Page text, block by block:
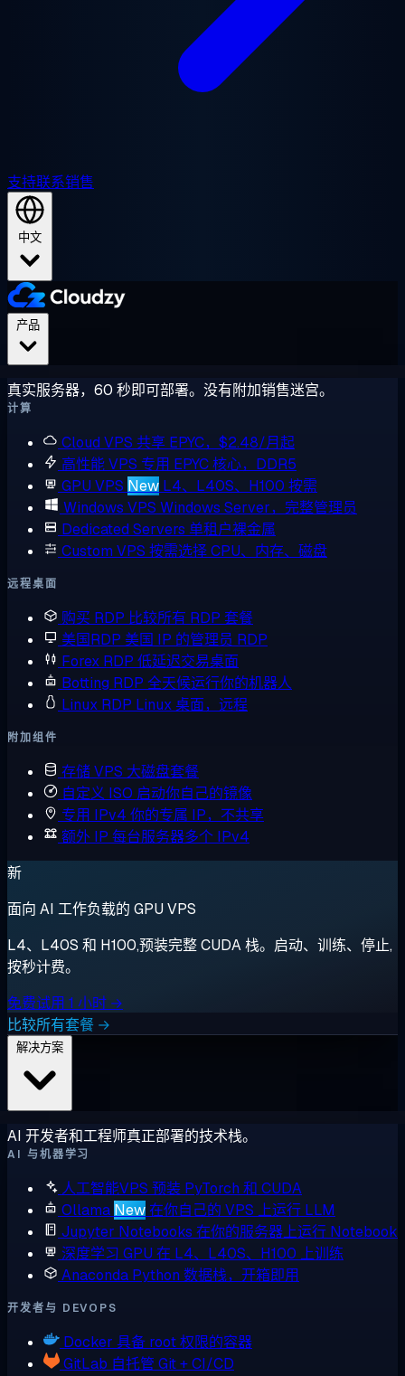
支持联系销售
中文
真实服务器，60 秒即可部署。没有附加销售迷宫。
计算
Cloud VPS 共享 EPYC，$2.48/月起
高性能 VPS 专用 EPYC 核心，DDR5
GPU VPS New L4、L40S、H100 按需
Windows VPS Windows Server，完整管理员
Dedicated Servers 单租户裸金属
Custom VPS 按需选择 CPU、内存、磁盘
远程桌面
购买 RDP 比较所有 RDP 套餐
美国RDP 美国 IP 的管理员 RDP
Forex RDP 低延迟交易桌面
Botting RDP 全天候运行你的机器人
Linux RDP Linux 桌面，远程
附加组件
存储 VPS 大磁盘套餐
自定义 ISO 启动你自己的镜像
专用 IPv4 你的专属 IP，不共享
额外 IP 每台服务器多个 IPv4
新
面向 AI 工作负载的 GPU VPS
L4、L40S 和 H100,预装完整 CUDA 栈。启动、训练、停止,
按秒计费。
免费试用 1 小时 →
比较所有套餐 →
AI 开发者和工程师真正部署的技术栈。
AI 与机器学习
人工智能VPS 预装 PyTorch 和 CUDA
Ollama New在你自己的 VPS 上运行 LLM
Jupyter Notebooks 在你的服务器上运行 Notebook
深度学习 GPU 在 L4、L40S、H100 上训练
Anaconda Python 数据栈，开箱即用
开发者与 DEVOPS
Docker 具备 root 权限的容器
GitLab 自托管 Git + CI/CD